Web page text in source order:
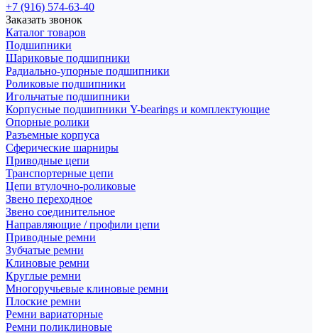
+7 (916) 574-63-40
Заказать звонок
Каталог товаров
Подшипники
Шариковые подшипники
Радиально-упорные подшипники
Роликовые подшипники
Игольчатые подшипники
Корпусные подшипники Y-bearings и комплектующие
Опорные ролики
Разъемные корпуса
Сферические шарниры
Приводные цепи
Транспортерные цепи
Цепи втулочно-роликовые
Звено переходное
Звено соединительное
Направляющие / профили цепи
Приводные ремни
Зубчатые ремни
Клиновые ремни
Круглые ремни
Многоручьевые клиновые ремни
Плоские ремни
Ремни вариаторные
Ремни поликлиновые